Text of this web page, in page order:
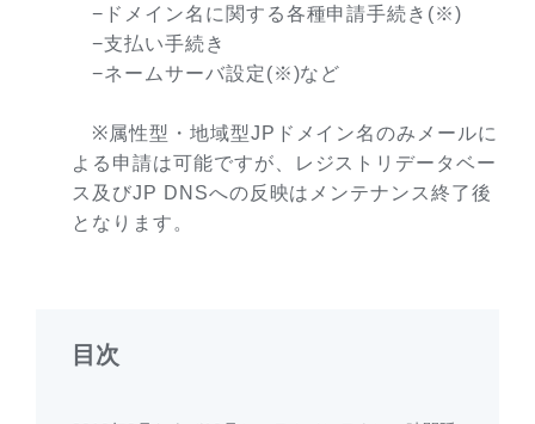
−ドメイン名に関する各種申請手続き(※)
−支払い手続き
−ネームサーバ設定(※)など
※属性型・地域型JPドメイン名のみメールに
よる申請は可能ですが、レジストリデータベー
ス及びJP DNSへの反映はメンテナンス終了後
となります。
目次